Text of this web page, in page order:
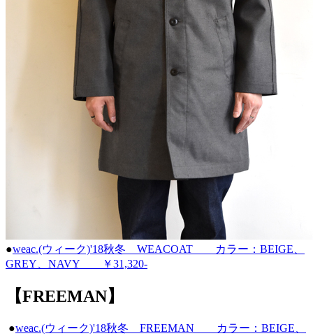
●weac.(ウィーク)'18秋冬 WEACOAT カラー：BEIGE、
GREY、NAVY ￥31,320-
【FREEMAN】
●weac.(ウィーク)'18秋冬 FREEMAN カラー：BEIGE、